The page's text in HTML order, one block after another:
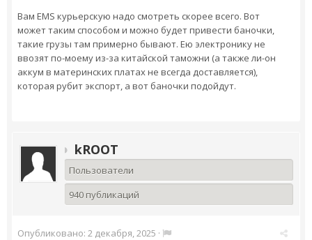
Вам EMS курьерскую надо смотреть скорее всего. Вот
может таким способом и можно будет привести баночки,
такие грузы там примерно бывают. Ею электронику не
ввозят по-моему из-за китайской таможни (а также ли-он
аккум в материнских платах не всегда доставляется),
которая рубит экспорт, а вот баночки подойдут.
kROOT
Пользователи
940 публикаций
Опубликовано: 2 декабря, 2025 ·